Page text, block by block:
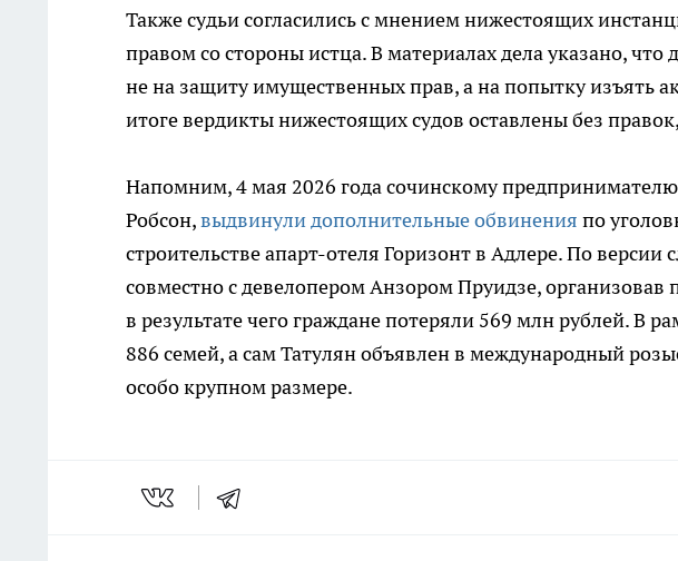
Также судьи согласились с мнением нижестоящих
правом со стороны истца. В материалах дела указано,
не на защиту имущественных прав, а на попытку изъять
итоге вердикты нижестоящих судов оставлены без
Напомним, 4 мая 2026 года сочинскому предпринимателю
Робсон,выдвинули дополнительные обвинения по
строительстве апарт-отеля Горизонт в Адлере. По версии
совместно с девелопером Анзором Пруидзе, организовав
в результате чего граждане потеряли 569 млн рублей. В
886 семей, а сам Татулян объявлен в международный
особо крупном размере.